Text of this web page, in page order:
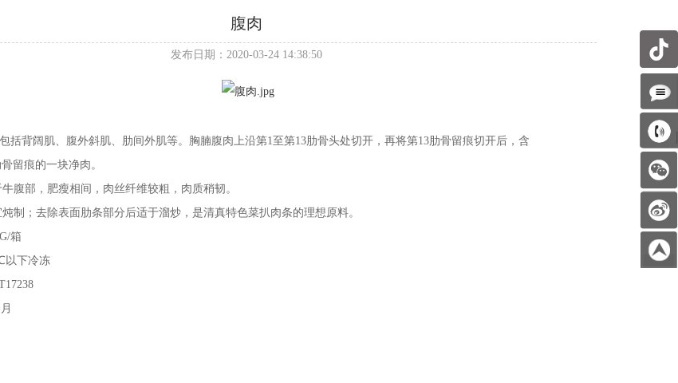
腹肉
发布日期：2020-03-24 14:38:50
括背阔肌、腹外斜肌、肋间外肌等。胸腩腹肉上沿第1至第13肋骨头处切开，再将第13肋骨留痕切开后，含
留痕的一块净肉。
腹部，肥瘦相间，肉丝纤维较粗，肉质稍韧。
炖制；去除表面肋条部分后适于溜炒，是清真特色菜扒肉条的理想原料。
箱
以下冷冻